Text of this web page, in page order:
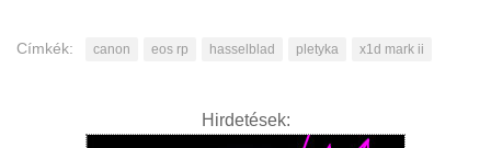
Címkék: canon eos rp hasselblad pletyka x1d mark ii
Hirdetések: